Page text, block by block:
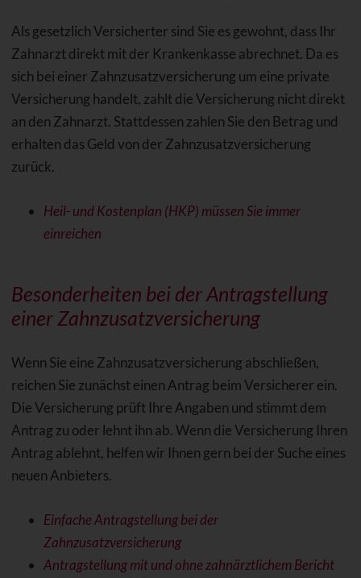
Als gesetzlich Versicherter sind Sie es gewohnt, dass Ihr
Zahnarzt direkt mit der Krankenkasse abrechnet. Da es
sich bei einer Zahnzusatzversicherung um eine private
Versicherung handelt, zahlt die Versicherung nicht direkt
an den Zahnarzt. Stattdessen zahlen Sie den Betrag und
erhalten das Geld von der Zahnzusatzversicherung
zurück.
Heil- und Kostenplan (HKP) müssen Sie immer
einreichen
Besonderheiten bei der Antragstellung
einer Zahnzusatzversicherung
Wenn Sie eine Zahnzusatzversicherung abschließen,
reichen Sie zunächst einen Antrag beim Versicherer ein.
Die Versicherung prüft Ihre Angaben und stimmt dem
Antrag zu oder lehnt ihn ab. Wenn die Versicherung Ihren
Antrag ablehnt, helfen wir Ihnen gern bei der Suche eines
neuen Anbieters.
Einfache Antragstellung bei der
Zahnzusatzversicherung
Antragstellung mit und ohne zahnärztlichem Bericht